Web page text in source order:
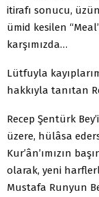
itirafı sonucu,
ümid kesilen
karşımızda…
Lütfuyla
hakkıyla tanıtan
Recep Şentürk
üzere, hülâsa
Kur’ân’ımızın
olarak, yeni
Mustafa Runyun